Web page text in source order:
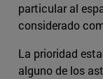
particular al
considerado
La prioridad
alguno de los